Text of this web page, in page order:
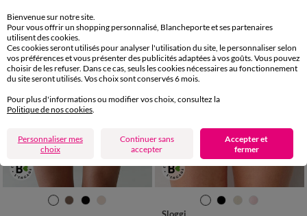
38/40 42/44 42 44 46 48
Bienvenue sur notre site.
Pour vous offrir un shopping personnalisé, Blancheporte et ses partenaires
utilisent des cookies.
Ces cookies seront utilisés pour analyser l'utilisation du site, le personnaliser selon
vos préférences et vous présenter des publicités adaptées à vos goûts. Vous pouvez
choisir de les refuser. Dans ce cas, seuls les cookies nécessaires au fonctionnement
du site seront utilisés. Vos choix sont conservés 6 mois.
Pour plus d'informations ou modifier vos choix, consultez la
Politique de nos cookies.
Personnaliser mes
choix
Continuer sans
accepter
Accepter et
fermer